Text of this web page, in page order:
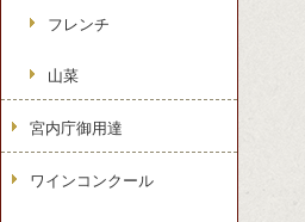
フレンチ
山菜
宮内庁御用達
ワインコンクール